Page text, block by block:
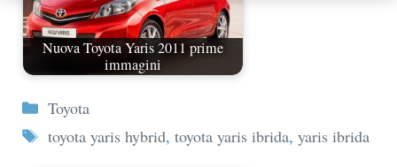
Nuova Toyota Yaris 2011 prime
immagini
Categorie
Toyota
Tag
toyota yaris hybrid, toyota yaris ibrida, yaris ibrida